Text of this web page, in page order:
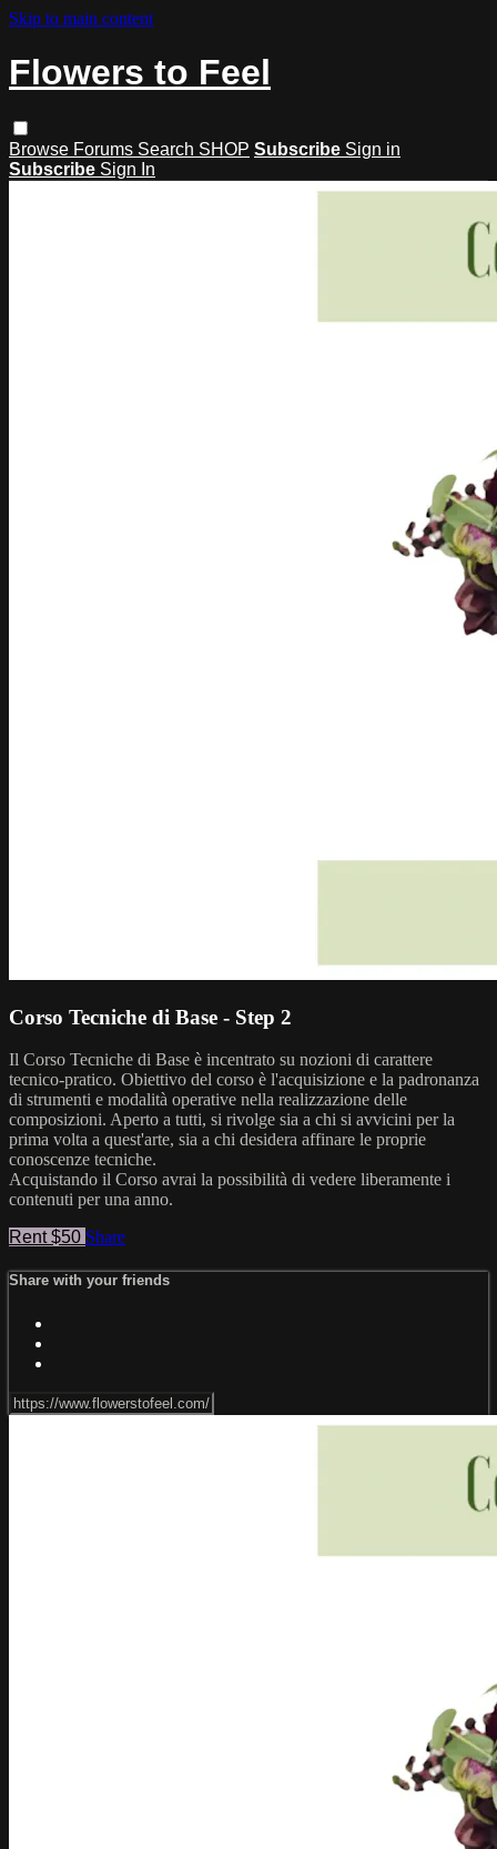
Skip to main content
Flowers to Feel
Browse Forums Search SHOP Subscribe Sign in
Subscribe Sign In
Corso Tecniche di Base - Step 2
Il Corso Tecniche di Base è incentrato su nozioni di carattere
tecnico-pratico. Obiettivo del corso è l'acquisizione e la padronanza
di strumenti e modalità operative nella realizzazione delle
composizioni. Aperto a tutti, si rivolge sia a chi si avvicini per la
prima volta a quest'arte, sia a chi desidera affinare le proprie
conoscenze tecniche.
Acquistando il Corso avrai la possibilità di vedere liberamente i
contenuti per una anno.
Rent $50 Share
Share with your friends